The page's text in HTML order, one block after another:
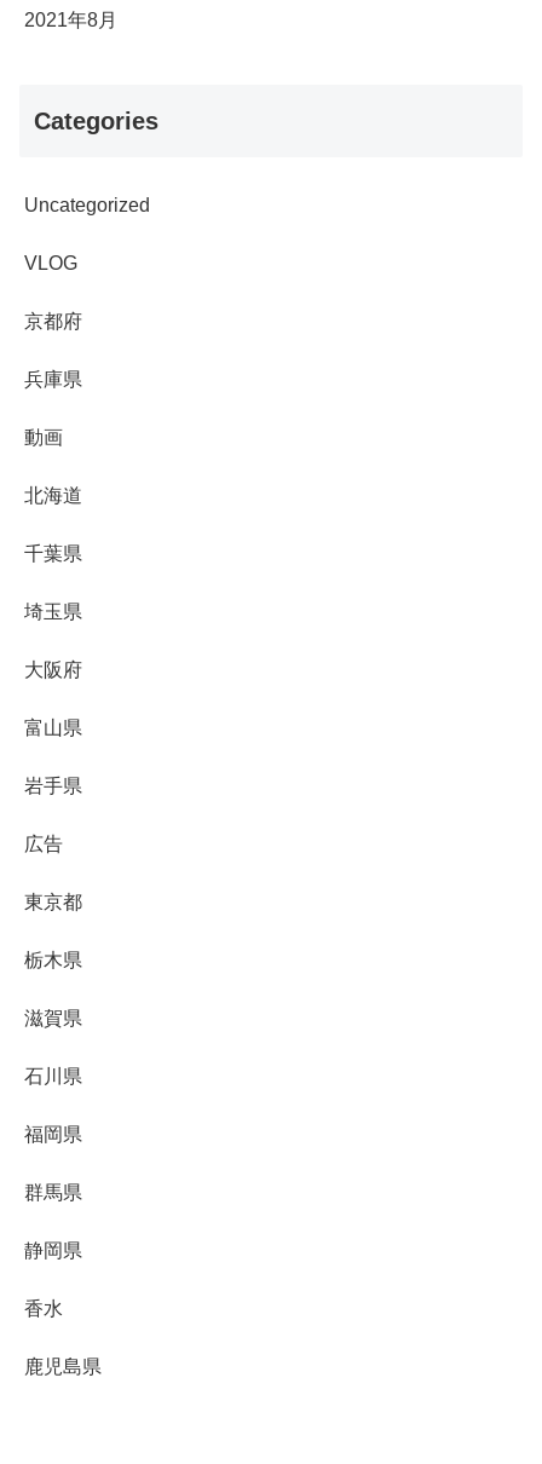
2021年8月
Categories
Uncategorized
VLOG
京都府
兵庫県
動画
北海道
千葉県
埼玉県
大阪府
富山県
岩手県
広告
東京都
栃木県
滋賀県
石川県
福岡県
群馬県
静岡県
香水
鹿児島県